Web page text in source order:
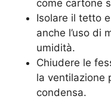
come cartone
Isolare il tetto
anche l’uso di
umidità.
Chiudere le
la ventilazione
condensa.